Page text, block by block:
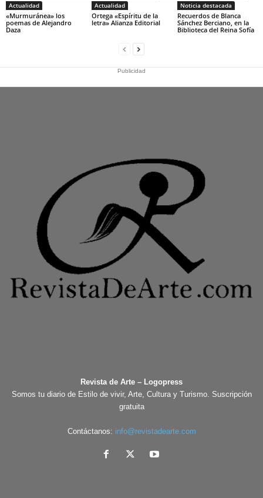
Actualidad
«Murmuránea» los
poemas de Alejandro
Daza
Actualidad
Ortega «Espíritu de la
letra» Alianza Editorial
Noticia destacada
Recuerdos de Blanca
Sánchez Berciano, en la
Biblioteca del Reina Sofía
Publicidad
Revista de Arte – Logopress
Somos tu diario de Estilo de vivir, Arte, Cultura y Turismo. Suscripción
gratuita
Contáctanos: info@revistadearte.com